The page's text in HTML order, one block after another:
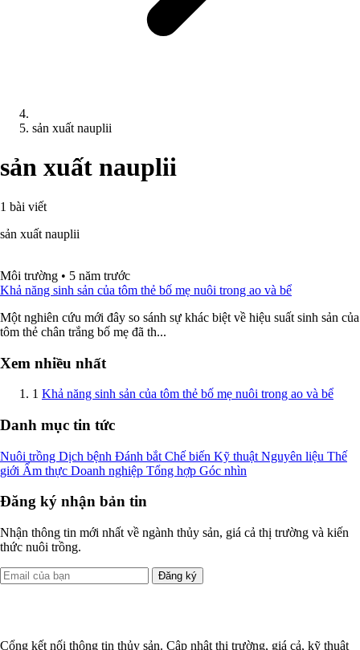
sản xuất nauplii
sản xuất nauplii
1 bài viết
sản xuất nauplii
Môi trường • 5 năm trước
Khả năng sinh sản của tôm thẻ bố mẹ nuôi trong ao và bể
Một nghiên cứu mới đây so sánh sự khác biệt về hiệu suất sinh sản của
tôm thẻ chân trắng bố mẹ đã th...
Xem nhiều nhất
1 Khả năng sinh sản của tôm thẻ bố mẹ nuôi trong ao và bể
Danh mục tin tức
Nuôi trồng Dịch bệnh Đánh bắt Chế biến Kỹ thuật Nguyên liệu Thế
giới Ẩm thực Doanh nghiệp Tổng hợp Góc nhìn
Đăng ký nhận bản tin
Nhận thông tin mới nhất về ngành thủy sản, giá cả thị trường và kiến
thức nuôi trồng.
Đăng ký
Cổng kết nối thông tin thủy sản. Cập nhật thị trường, giá cả, kỹ thuật